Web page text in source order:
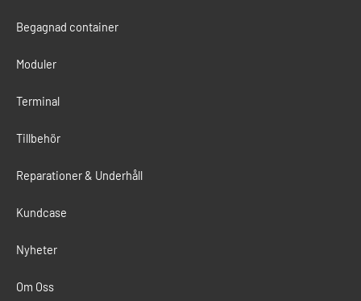
Begagnad container
Moduler
Terminal
Tillbehör
Reparationer & Underhåll
Kundcase
Nyheter
Om Oss